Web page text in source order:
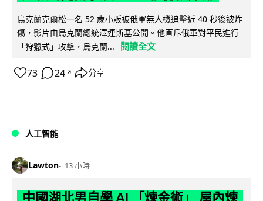
烏克蘭克爾松一名 52 歲小販被俄軍無人機追擊近 40 秒後被炸
傷，影片由烏克蘭總統澤連斯基公開。他直斥俄軍對平民進行
「狩獵式」攻擊，烏克蘭...
閱讀全文
73 24 ↗ 分享
人工智能
Lawton 13 小時
中國湖北男自學 AI 「煉金術」 屋內煉